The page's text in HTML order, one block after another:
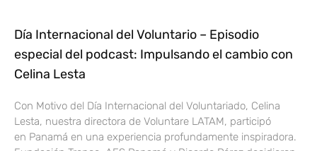
Día Internacional del Voluntario – Episodio
especial del podcast: Impulsando el cambio con
Celina Lesta
Con Motivo del Día Internacional del Voluntariado, Celina
Lesta, nuestra directora de Voluntare LATAM, participó
en Panamá en una experiencia profundamente inspiradora.